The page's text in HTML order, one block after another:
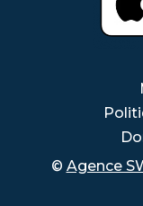
© Agence